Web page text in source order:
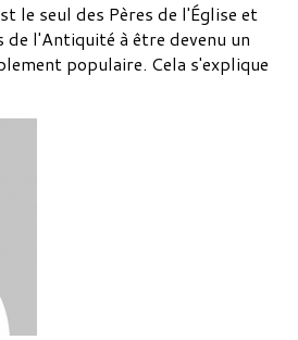
le seul des Pères de l'Église et
de l'Antiquité à être devenu un
populaire. Cela s'explique